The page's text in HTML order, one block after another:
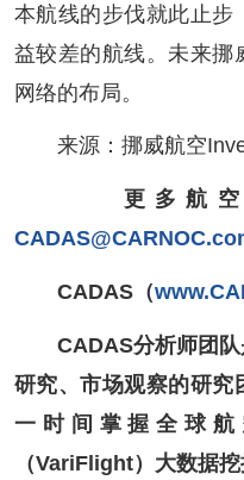
本航线的步伐就此止步
益较差的航线。未来挪
网络的布局。
来源：挪威航空
更多航
CADAS（
CADAS分析师团队
研究、市场观察的研究
一时间掌握全球
（VariFlight）大数据